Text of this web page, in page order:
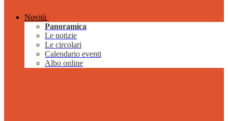
Novità
Panoramica
Le notizie
Le circolari
Calendario eventi
Albo online